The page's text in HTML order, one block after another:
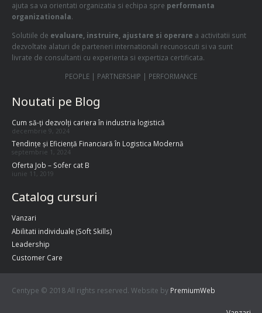
ajuta sa va orientati organizatia si echipa spre performanta
organizationala.
Solutiile de evaluare, instruire, ajustare si operare a activitatii sunt
dezvoltate alaturi de parteneri internationali recunoscuti si va sunt
livrate de consultanti cu experienta si expertiza certificata.
PEOPLE | PARTNERSHIP | PERFORMANCE
Noutati pe Blog
Cum să-ți dezvolți cariera în industria logistică
decembrie 9, 2024
Tendințe și Eficiență Financiară în Logistica Modernă
septembrie 1, 2024
Oferta Job – Sofer cat B
iunie 11, 2019
Catalog cursuri
Vanzari
Abilitati individuale (Soft Skills)
Leadership
Customer Care
Centype © 2018 All rights reserved. Website by PremiumWeb